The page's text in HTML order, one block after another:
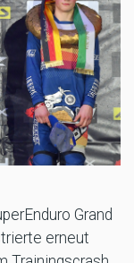
Grand
erneut